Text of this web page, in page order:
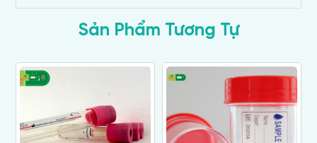
Sản Phẩm Tương Tự